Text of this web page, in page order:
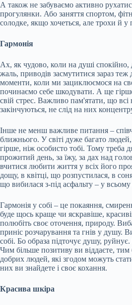
А також не забуваємо активно
прогулянки. Або заняття спортом,
солодке, якщо хочеться, але трохи й у
Гармонія
Ах, як чудово, коли на душі
жаль, приводів засмутитися зараз
моменти, коли ми зациклюємося на
починаємо себе шкодувати. А ще
свій стрес. Важливо пам'ятати, що всі
закінчуються, не слід на них
Інше не менш важливе питання –
ближнього. У світі дуже багато
гірше, ніж особисто тобі. Тому треба
прожитий день, за їжу, за дах над
вчитися любити життя у всіх його
дощу, в квітці, що розпустилася, в
що вибилася з-під асфальту – у всьому
Гармонія у собі – це покаяння,
буде щось краще чи яскравіше,
полюбіть своє оточення, природу.
приніс розчарування та гнів у душу.
собі. Бо образа підточує душу,
Чим більше позитиву ви віддаєте, тим
добрих людей, які згодом можуть
них ви знайдете і своє кохання.
Красива шкіра